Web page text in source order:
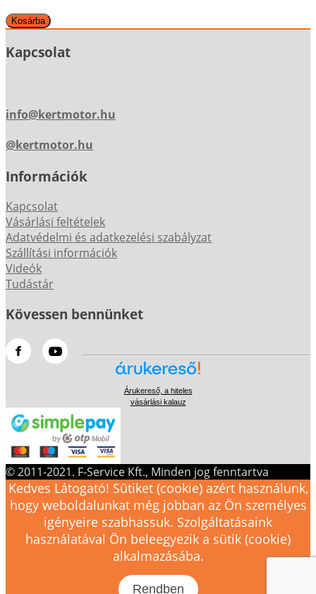
Kapcsolat
info@kertmotor.hu
@kertmotor.hu
Információk
Kapcsolat
Vásárlási feltételek
Adatvédelmi és adatkezelési szabályzat
Szállítási információk
Videók
Tudástár
Kövessen bennünket
Árukereső, a hiteles
vásárlási kalauz
© 2011-2021. F-Service Kft., Minden jog fenntartva
Kedves Látogató! Sütiket (cookie) azért használunk,
hogy weboldalunkat még jobban az Ön személyes
igényeire szabhassuk. Szolgáltatásaink
használatával Ön beleegyezik a sütik (cookie)
alkalmazásába.
Rendben